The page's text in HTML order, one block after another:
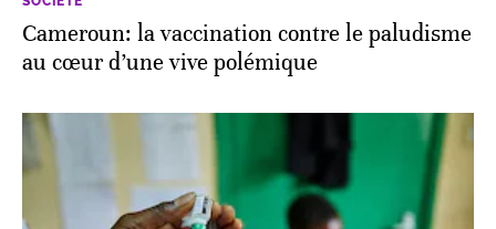
Cameroun: la vaccination contre le paludisme
au cœur d’une vive polémique